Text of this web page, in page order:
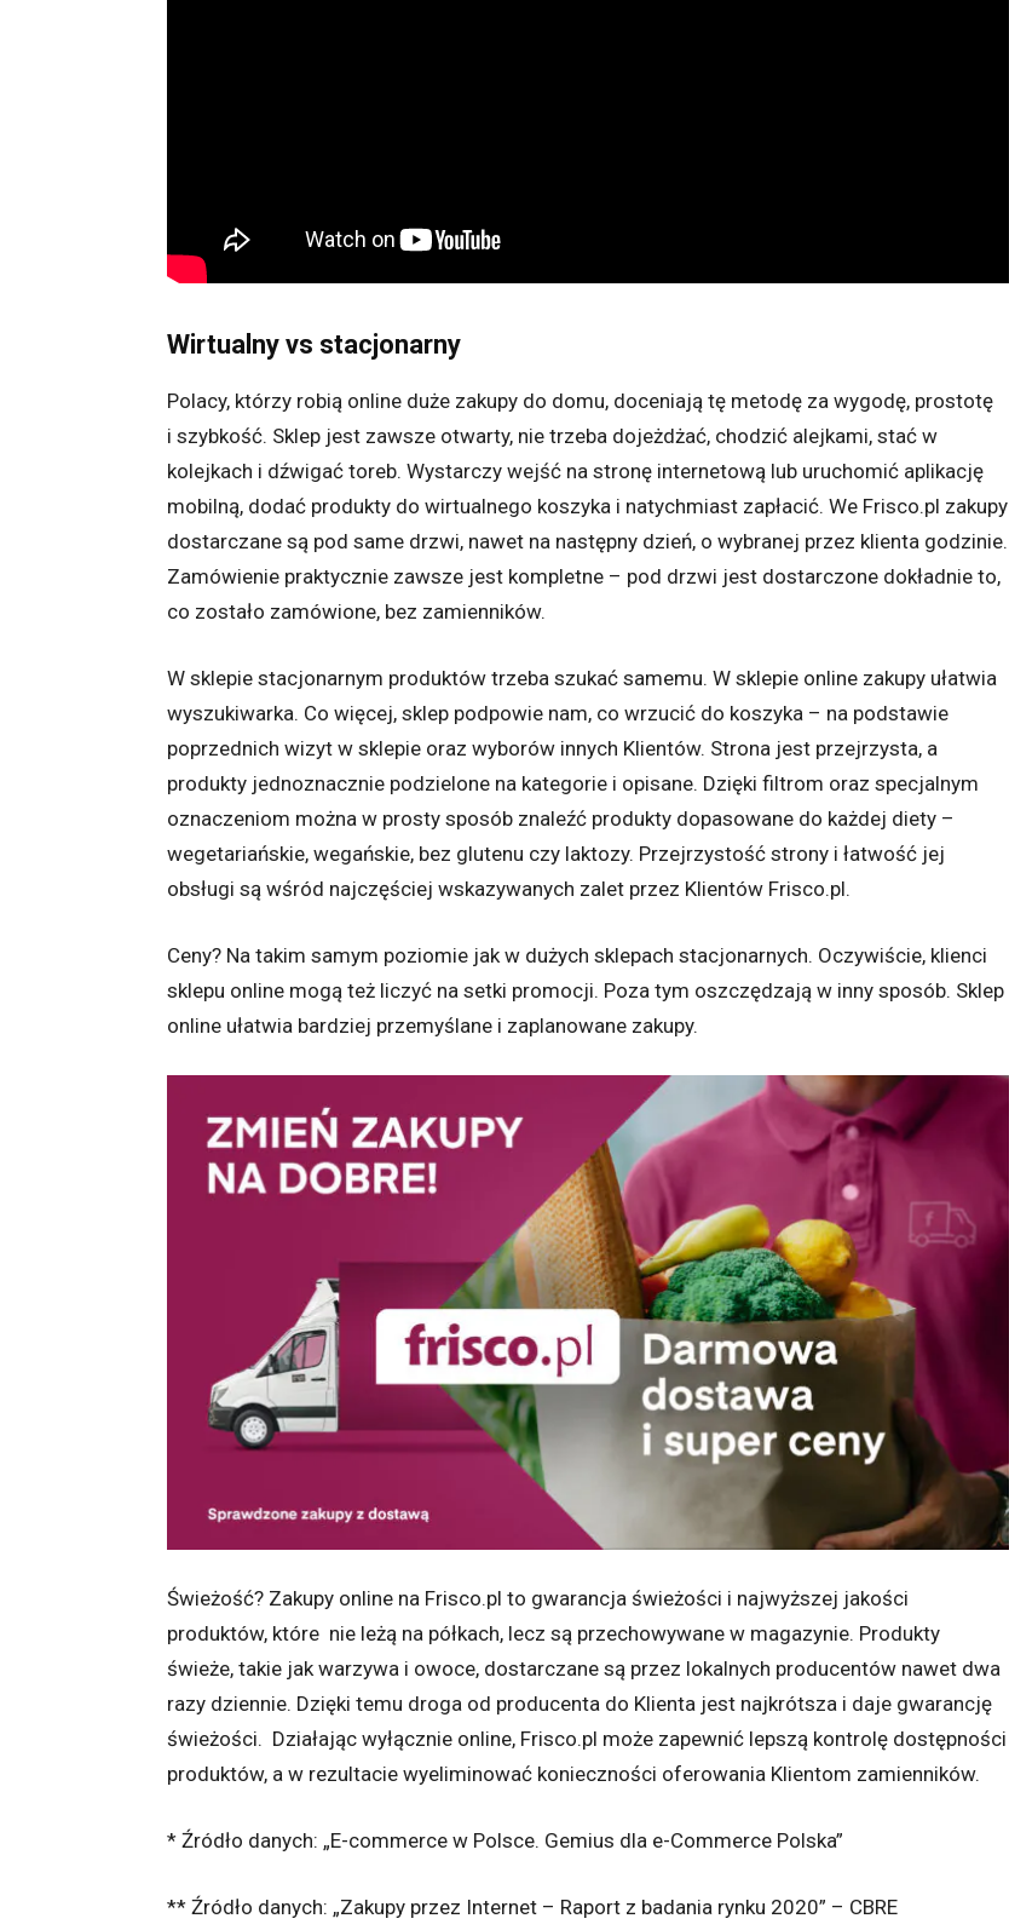
Wirtualny vs stacjonarny
Polacy, którzy robią online duże zakupy do domu, doceniają tę metodę za wygodę, prostotę
i szybkość. Sklep jest zawsze otwarty, nie trzeba dojeżdżać, chodzić alejkami, stać w
kolejkach i dźwigać toreb. Wystarczy wejść na stronę internetową lub uruchomić aplikację
mobilną, dodać produkty do wirtualnego koszyka i natychmiast zapłacić. We Frisco.pl zakupy
dostarczane są pod same drzwi, nawet na następny dzień, o wybranej przez klienta godzinie.
Zamówienie praktycznie zawsze jest kompletne – pod drzwi jest dostarczone dokładnie to,
co zostało zamówione, bez zamienników.
W sklepie stacjonarnym produktów trzeba szukać samemu. W sklepie online zakupy ułatwia
wyszukiwarka. Co więcej, sklep podpowie nam, co wrzucić do koszyka – na podstawie
poprzednich wizyt w sklepie oraz wyborów innych Klientów. Strona jest przejrzysta, a
produkty jednoznacznie podzielone na kategorie i opisane. Dzięki filtrom oraz specjalnym
oznaczeniom można w prosty sposób znaleźć produkty dopasowane do każdej diety –
wegetariańskie, wegańskie, bez glutenu czy laktozy. Przejrzystość strony i łatwość jej
obsługi są wśród najczęściej wskazywanych zalet przez Klientów Frisco.pl.
Ceny? Na takim samym poziomie jak w dużych sklepach stacjonarnych. Oczywiście, klienci
sklepu online mogą też liczyć na setki promocji. Poza tym oszczędzają w inny sposób. Sklep
online ułatwia bardziej przemyślane i zaplanowane zakupy.
Świeżość? Zakupy online na Frisco.pl to gwarancja świeżości i najwyższej jakości
produktów, które nie leżą na półkach, lecz są przechowywane w magazynie. Produkty
świeże, takie jak warzywa i owoce, dostarczane są przez lokalnych producentów nawet dwa
razy dziennie. Dzięki temu droga od producenta do Klienta jest najkrótsza i daje gwarancję
świeżości. Działając wyłącznie online, Frisco.pl może zapewnić lepszą kontrolę dostępności
produktów, a w rezultacie wyeliminować konieczności oferowania Klientom zamienników.
* Źródło danych: „E-commerce w Polsce. Gemius dla e-Commerce Polska”
** Źródło danych: „Zakupy przez Internet – Raport z badania rynku 2020” – CBRE